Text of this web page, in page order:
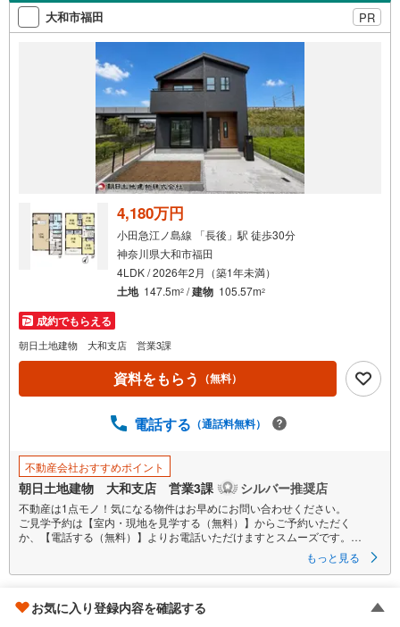
◇閑静な住宅街で、前面道路は車通りも少ない袋小路
◇リビングを見渡せる対面式キッチンを採用
◇滝の上公園まで徒歩2分
大和市福田 PR
4,180万円
小田急江ノ島線 「長後」駅 徒歩30分
神奈川県大和市福田
4LDK / 2026年2月（築1年未満）
土地 147.5m2 /建物 105.57m2
成約でもらえる
朝日土地建物 大和支店 営業3課
資料をもらう （無料）
電話する （通話料無料）
不動産会社おすすめポイント
朝日土地建物 大和支店 営業3課 シルバー推奨店
不動産は1点モノ！気になる物件はお早めにお問い合わせください。
ご見学予約は【室内・現地を見学する（無料）】からご予約いただく
か、【電話する（無料）】よりお電話いただけますとスムーズです。
ご自宅へお迎え、最寄り駅等でお待ち合わせなど、お気軽にご相談くださ
い。
おおよその所要時間や内容は下記をご参考ください
もっと見る
綾瀬市深谷中7丁目
お気に入り登録内容を確認する